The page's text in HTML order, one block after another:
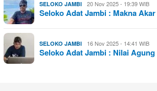
SELOKO JAMBI 20 Nov 2025 - 19:39 WIB
Seloko Adat Jambi : Makna
SELOKO JAMBI 16 Nov 2025 - 14:41 WIB
Seloko Adat Jambi : Nilai